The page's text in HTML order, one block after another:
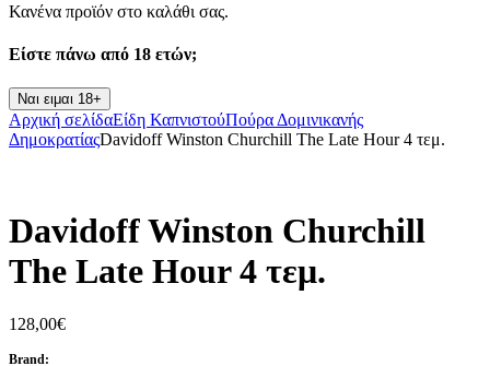
Κανένα προϊόν στο καλάθι σας.
Είστε πάνω από 18 ετών;
Ναι ειμαι 18+
Αρχική σελίδαΕίδη ΚαπνιστούΠούρα Δομινικανής
ΔημοκρατίαςDavidoff Winston Churchill The Late Hour 4 τεμ.
Davidoff Winston Churchill
The Late Hour 4 τεμ.
128,00€
Brand: